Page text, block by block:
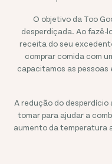
O objetivo da Too
desperdiçada. Ao fazê-
receita do seu
comprar comida com
capacitamos as pessoas
A redução do desperdício
tomar para ajudar a
aumento da temperatura